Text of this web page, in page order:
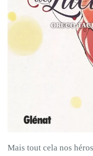
Mais tout cela nos